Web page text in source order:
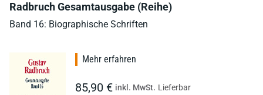
Radbruch Gesamtausgabe (Reihe)
Band 16: Biographische Schriften
Mehr erfahren
85,90 € inkl. MwSt. Lieferbar